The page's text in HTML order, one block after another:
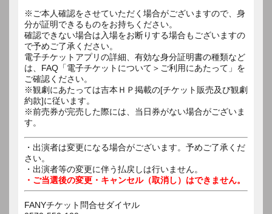
※ご本人確認をさせていただく場合がございますので、身
分が証明できるものをお持ちください。
確認できない場合は入場をお断りする場合もございますの
で予めご了承ください。
電子チケットアプリの詳細、有効な身分証明書の種類など
は、FAQ「電子チケットについて＞ご利用にあたって」を
ご確認ください。
※観劇にあたっては吉本ＨＰ掲載の[チケット販売及び観劇
約款]に従います。
※前売券が完売した際には、当日券がない場合がございま
す。
・出演者は変更になる場合がございます。予めご了承くだ
さい。
・出演者等の変更に伴う払戻しは行いません。
・ご当選後の変更・キャンセル（取消し）はできません。
FANYチケット問合せダイヤル